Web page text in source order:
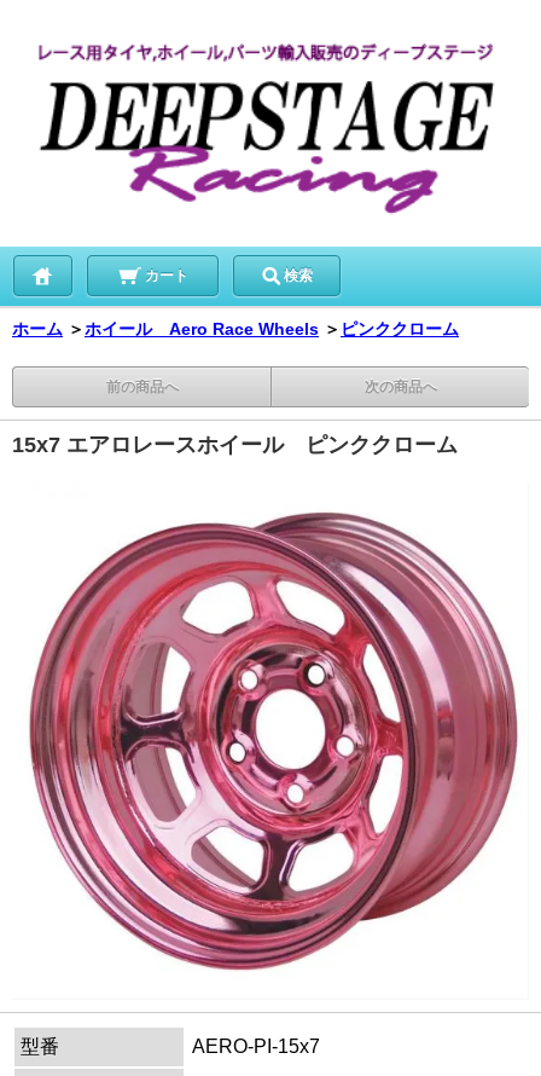
カート 検索
ホーム ＞ホイール Aero Race Wheels ＞ ピンククローム
前の商品へ 次の商品へ
15x7 エアロレースホイール ピンククローム
型番
AERO-PI-15x7